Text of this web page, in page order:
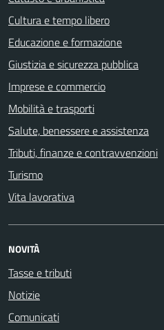
Cultura e tempo libero
Educazione e formazione
Giustizia e sicurezza pubblica
Imprese e commercio
Mobilità e trasporti
Salute, benessere e assistenza
Tributi, finanze e contravvenzioni
Turismo
Vita lavorativa
NOVITÀ
Tasse e tributi
Notizie
Comunicati